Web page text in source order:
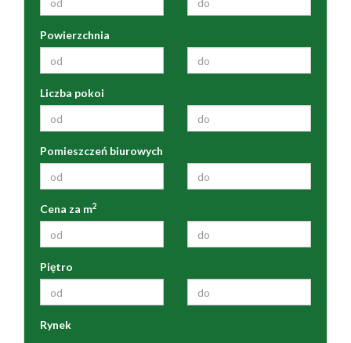
Powierzchnia
Liczba pokoi
Pomieszczeń biurowych
Cena za m2
Piętro
Rynek